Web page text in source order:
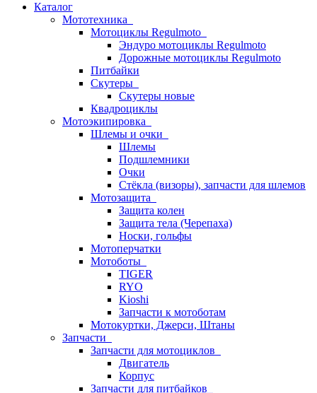
Каталог
Мототехника
Мотоциклы Regulmoto
Эндуро мотоциклы Regulmoto
Дорожные мотоциклы Regulmoto
Питбайки
Скутеры
Скутеры новые
Квадроциклы
Мотоэкипировка
Шлемы и очки
Шлемы
Подшлемники
Очки
Стёкла (визоры), запчасти для шлемов
Мотозащита
Защита колен
Защита тела (Черепаха)
Носки, гольфы
Мотоперчатки
Мотоботы
TIGER
RYO
Kioshi
Запчасти к мотоботам
Мотокуртки, Джерси, Штаны
Запчасти
Запчасти для мотоциклов
Двигатель
Корпус
Запчасти для питбайков